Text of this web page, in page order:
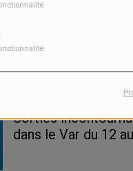
mardi ensoleillé sur
Sorties
dans le Var du 12